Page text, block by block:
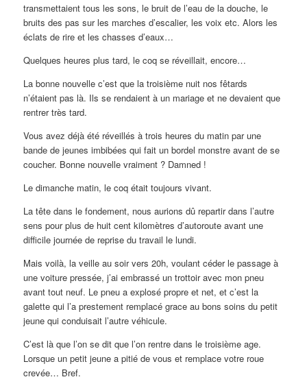
transmettaient tous les sons, le bruit de l’eau de la douche, le
bruits des pas sur les marches d’escalier, les voix etc. Alors les
éclats de rire et les chasses d’eaux…
Quelques heures plus tard, le coq se réveillait, encore…
La bonne nouvelle c’est que la troisième nuit nos fêtards
n’étaient pas là. Ils se rendaient à un mariage et ne devaient que
rentrer très tard.
Vous avez déjà été réveillés à trois heures du matin par une
bande de jeunes imbibées qui fait un bordel monstre avant de se
coucher. Bonne nouvelle vraiment ? Damned !
Le dimanche matin, le coq était toujours vivant.
La tête dans le fondement, nous aurions dû repartir dans l’autre
sens pour plus de huit cent kilomètres d’autoroute avant une
difficile journée de reprise du travail le lundi.
Mais voilà, la veille au soir vers 20h, voulant céder le passage à
une voiture pressée, j’ai embrassé un trottoir avec mon pneu
avant tout neuf. Le pneu a explosé propre et net, et c’est la
galette qui l’a prestement remplacé grace au bons soins du petit
jeune qui conduisait l’autre véhicule.
C’est là que l’on se dit que l’on rentre dans le troisième age.
Lorsque un petit jeune a pitié de vous et remplace votre roue
crevée… Bref.